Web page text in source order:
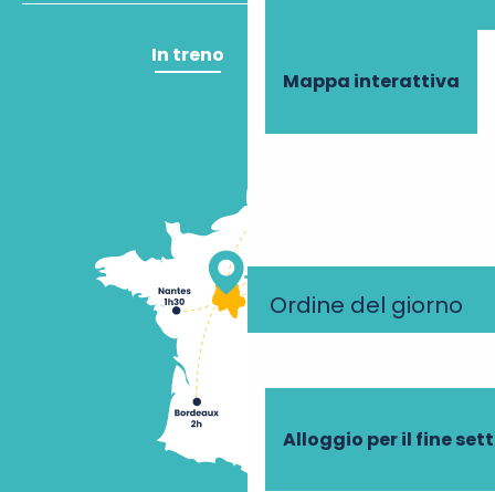
Mappa interattiva
Ordine del giorno
Alloggio per il fine
In treno